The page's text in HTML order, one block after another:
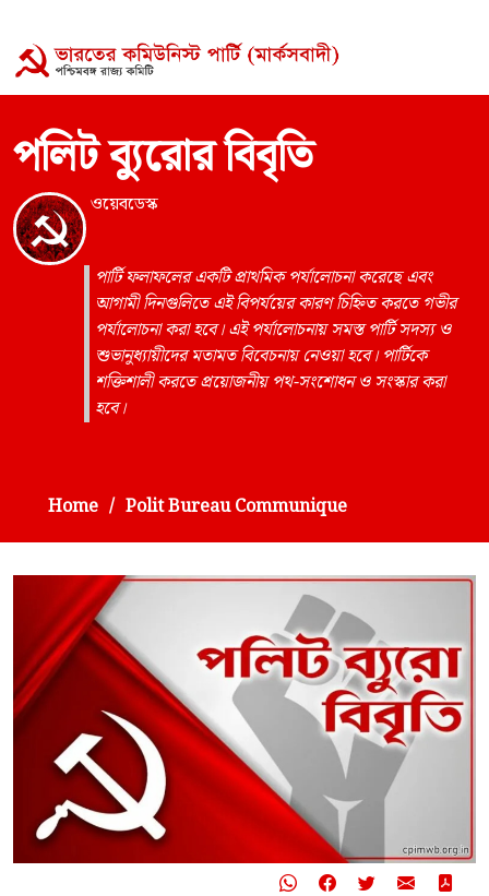
পলিট ব্যুরোর বিবৃতি
ওয়েবডেস্ক
পার্টি ফলাফলের একটি প্রাথমিক পর্যালোচনা করেছে এবং
আগামী দিনগুলিতে এই বিপর্যয়ের কারণ চিহ্নিত করতে গভীর
পর্যালোচনা করা হবে। এই পর্যালোচনায় সমস্ত পার্টি সদস্য ও
শুভানুধ্যায়ীদের মতামত বিবেচনায় নেওয়া হবে। পার্টিকে
শক্তিশালী করতে প্রয়োজনীয় পথ-সংশোধন ও সংস্কার করা
হবে।
Home Polit Bureau Communique